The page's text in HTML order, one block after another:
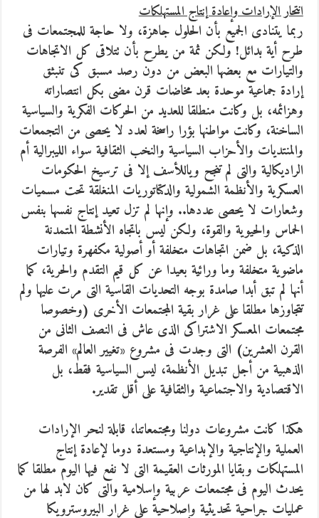
انتحار الإرادات وإعادة إنتاج المستهلكات
ربما يتنادى الجميع بأن الحلول جاهزة، ولا حاجة للمجتمعات فى
طرح أية بدائل! ولكن ثمة من يطرح بأن تتلاقى كل الاتجاهات
والتيارات مع بعضها البعض من دون رصد مسبق كى تنبثق
إرادة جماعية موحدة بعد مخاضات قرن مضى بكل انتصاراته
وهزائمه، بل وكانت منطلقا للعديد من الحركات الفكرية والسياسية
الساخنة، وكانت مواطنها بؤرا راسخة لعدد لا يحصى من التجمعات
والمنتديات والأحزاب السياسية والنخب الثقافية سواء الليبرالية أم
الراديكالية والتى لم تنجح وياللأسف إلا فى ترسيخ الحكومات
العسكرية والأنظمة الشمولية والدكتاتوريات المنغلقة تحت مسميات
وشعارات لا يحصى عددها.. وإنها لم تزل تعيد إنتاج نفسها بنفس
الحماس والحيوية والقوة، ولكن ليس باتجاه الأنشطة المتمدنة
الذكية، بل ضمن اتجاهات متخلفة أو أصولية مكفهرة وتيارات
ماضوية متخلفة وما ورائية بعيدا عن كل قيم التقدم والحرية، كما
أنها لم تبق أبدا صامدة بوجه التحديات القاسية التى مرت عليها ولم
تتجاوزها مطلقا على غرار بقية المجتمعات الأخرى (وخصوصا
مجتمعات المعسكر الاشتراكى الذى عاش فى النصف الثانى من
القرن العشرين) التى وجدت فى مشروع «تغيير العالم» الفرصة
الذهبية من أجل تبديل الأنظمة، ليس السياسية فقط، بل
الاقتصادية والاجتماعية والثقافية على أقل تقدير.
هكذا كانت مشروعات دولنا ومجتمعاتنا، قابلة لنحر الإرادات
العملية والإنتاجية والإبداعية ومستعدة دوما لإعادة إنتاج
المستهلكات وبقايا المورثات العقيمة التى لا نفع فيها اليوم مطلقا كما
يحدث اليوم فى مجتمعات عربية وإسلامية والتى كان لابد لها من
عمليات جراحية تحديثية وإصلاحية على غرار البيروسترويكا